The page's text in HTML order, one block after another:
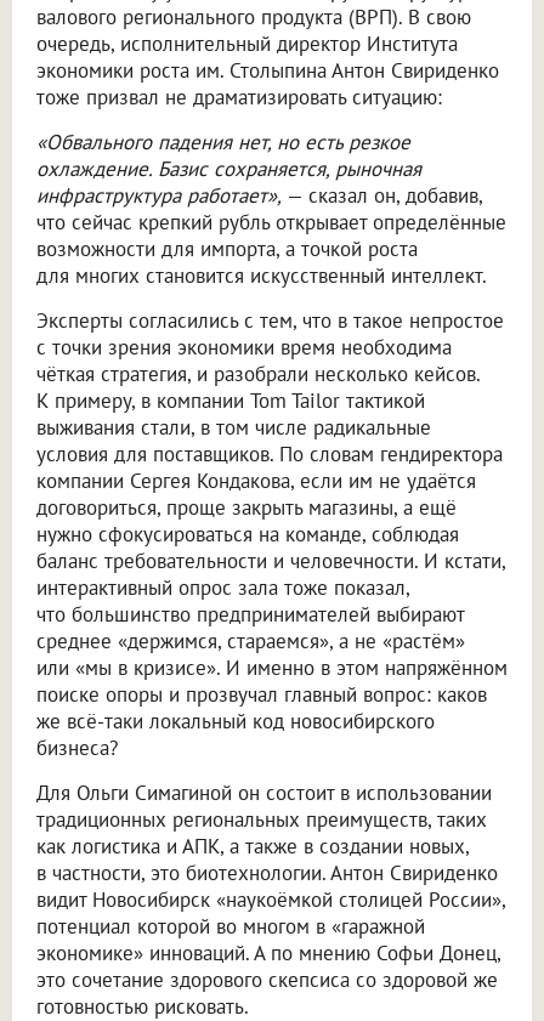
валового регионального продукта (ВРП). В свою
очередь, исполнительный директор Института
экономики роста им. Столыпина Антон Свириденко
тоже призвал не драматизировать ситуацию:
«Обвального падения нет, но есть резкое
охлаждение. Базис сохраняется, рыночная
инфраструктура работает», — сказал он, добавив,
что сейчас крепкий рубль открывает определённые
возможности для импорта, а точкой роста
для многих становится искусственный интеллект.
Эксперты согласились с тем, что в такое непростое
с точки зрения экономики время необходима
чёткая стратегия, и разобрали несколько кейсов.
К примеру, в компании Tom Tailor тактикой
выживания стали, в том числе радикальные
условия для поставщиков. По словам гендиректора
компании Сергея Кондакова, если им не удаётся
договориться, проще закрыть магазины, а ещё
нужно сфокусироваться на команде, соблюдая
баланс требовательности и человечности. И кстати,
интерактивный опрос зала тоже показал,
что большинство предпринимателей выбирают
среднее «держимся, стараемся», а не «растём»
или «мы в кризисе». И именно в этом напряжённом
поиске опоры и прозвучал главный вопрос: каков
же всё-таки локальный код новосибирского
бизнеса?
Для Ольги Симагиной он состоит в использовании
традиционных региональных преимуществ, таких
как логистика и АПК, а также в создании новых,
в частности, это биотехнологии. Антон Свириденко
видит Новосибирск «наукоёмкой столицей России»,
потенциал которой во многом в «гаражной
экономике» инноваций. А по мнению Софьи Донец,
это сочетание здорового скепсиса со здоровой же
готовностью рисковать.